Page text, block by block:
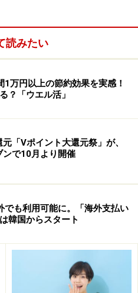
ックを受けるには保有株数
、現実的には3％のキャッ
読みたい
1万円以上の節約効果を実感！
？「ウエル活」
「Vポイント大還元祭」が、
ンで10月より開催
でも利用可能に。「海外支払い
韓国からスタート